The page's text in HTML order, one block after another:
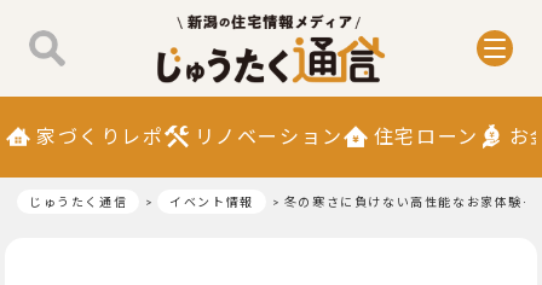
家づくりレポ リノベーション 住宅ローン お
じゅうたく通信 イベント情報 冬の寒さに負けない高性能なお家体験